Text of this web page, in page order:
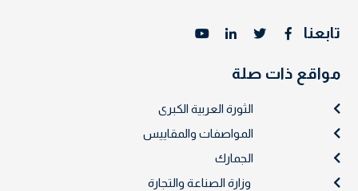
تابعنا
مواقع ذات صلة
الثورة العربية الكبرى
المواصفات والمقاييس
الجمارك
وزارة الصناعة والتجارة